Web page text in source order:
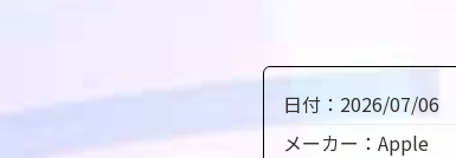
日付：2026/07/06
メーカー：Apple